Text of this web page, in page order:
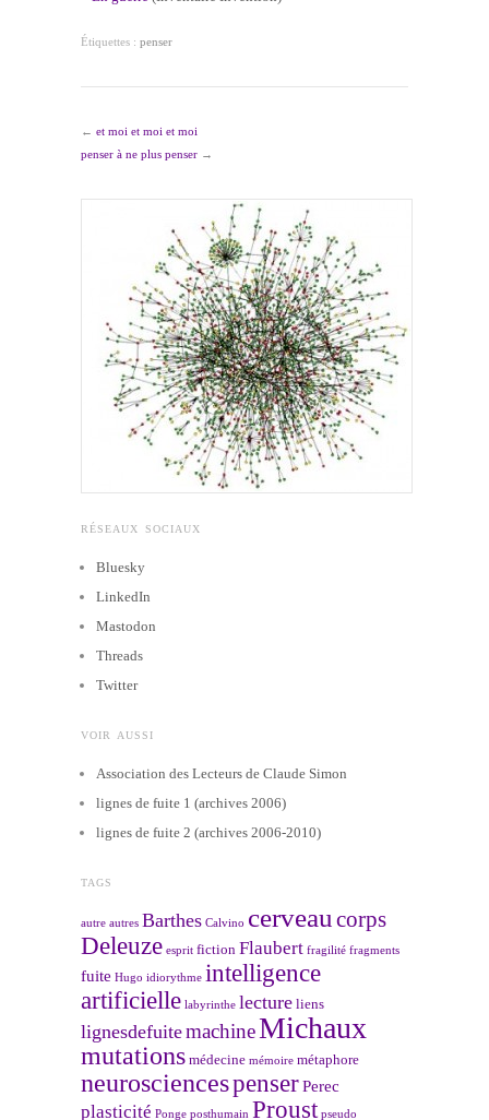
Étiquettes : penser
← et moi et moi et moi
penser à ne plus penser →
RÉSEAUX SOCIAUX
Bluesky
LinkedIn
Mastodon
Threads
Twitter
VOIR AUSSI
Association des Lecteurs de Claude Simon
lignes de fuite 1 (archives 2006)
lignes de fuite 2 (archives 2006-2010)
TAGS
autre autres Barthes Calvino cerveau corps
Deleuze esprit fiction Flaubert fragilité fragments
fuite Hugo idiorythme intelligence
artificielle labyrinthe lecture liens
lignesdefuitemachineMichaux
mutations médecine mémoire métaphore
neurosciencespenserPerec
plasticité Ponge posthumain Proust pseudo